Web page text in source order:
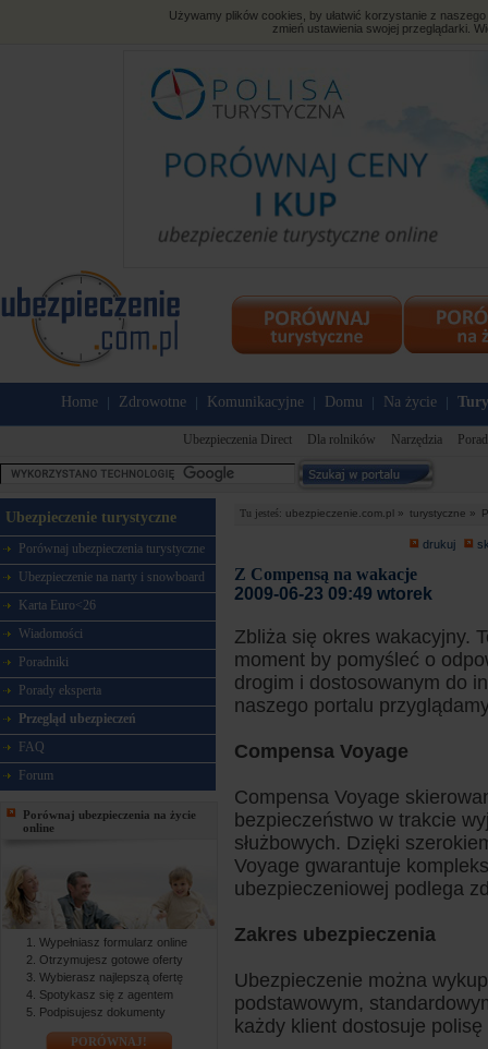
Używamy plików cookies, by ułatwić korzystanie z
zmień ustawienia swojej przeglądarki.
Home Zdrowotne Komunikacyjne Domu Na życie
Ubezpieczenia Direct Dla rolników Narzędzia
Ubezpieczenie turystyczne
Porównaj ubezpieczenia turystyczne
Ubezpieczenie na narty i snowboard
Karta Euro<26
Wiadomości
Poradniki
Porady eksperta
Przegląd ubezpieczeń
FAQ
Forum
Porównaj ubezpieczenia na życie
online
Wypełniasz formularz online
Otrzymujesz gotowe oferty
Wybierasz najlepszą ofertę
Spotykasz się z agentem
Podpisujesz dokumenty
PORÓWNAJ!
Tu jesteś: ubezpieczenie.com.pl » turystyczne »
drukuj
Z Compensą na wakacje
2009-06-23 09:49 wtorek
Zbliża się okres wakacyjny.
moment by pomyśleć o
drogim i dostosowanym do
naszego portalu
Compensa Voyage
Compensa Voyage
bezpieczeństwo w trakcie
służbowych. Dzięki
Voyage gwarantuje
ubezpieczeniowej podlega
Zakres ubezpieczenia
Ubezpieczenie można
podstawowym,
każdy klient dostosuje